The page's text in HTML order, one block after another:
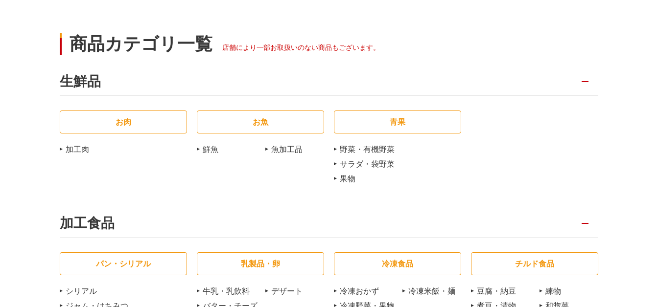
商品カテゴリ一覧 店舗により一部お取扱いのない商品もございます。
生鮮品
お肉
加工肉
お魚
鮮魚 魚加工品
青果
野菜・有機野菜
サラダ・袋野菜
果物
加工食品
パン・シリアル
シリアル
乳製品・卵
牛乳・乳飲料
デザート
冷凍食品
冷凍おかず
冷凍米飯・麺
チルド食品
豆腐・納豆
練物